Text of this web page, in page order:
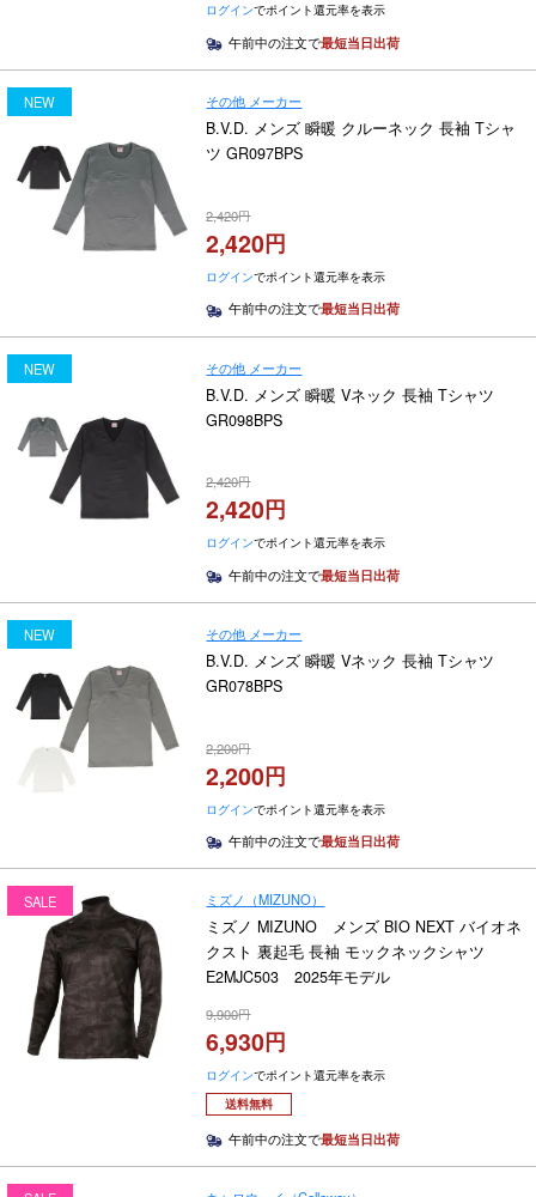
ログインでポイント還元率を表示
午前中の注文で最短当日出荷
NEW その他 メーカー
B.V.D. メンズ 瞬暖 クルーネック 長袖 Tシャ
ツ GR097BPS
2,420
2,420
ログインでポイント還元率を表示
午前中の注文で最短当日出荷
NEW その他 メーカー
B.V.D. メンズ 瞬暖 Vネック 長袖 Tシャツ
GR098BPS
2,420
2,420
ログインでポイント還元率を表示
午前中の注文で最短当日出荷
NEW その他 メーカー
B.V.D. メンズ 瞬暖 Vネック 長袖 Tシャツ
GR078BPS
2,200
2,200
ログインでポイント還元率を表示
午前中の注文で最短当日出荷
SALE ミズノ（MIZUNO）
ミズノ MIZUNO メンズ BIO NEXT バイオネ
クスト 裏起毛 長袖 モックネックシャツ
E2MJC503 2025年モデル
9,900
6,930
ログインでポイント還元率を表示
送料無料
午前中の注文で最短当日出荷